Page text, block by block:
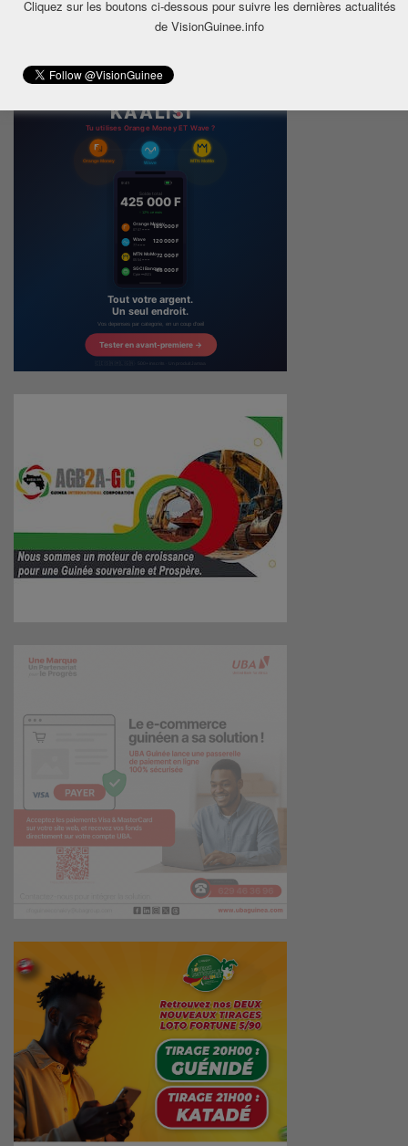
Cliquez sur les boutons ci-dessous pour suivre les dernières actualités
de VisionGuinee.info